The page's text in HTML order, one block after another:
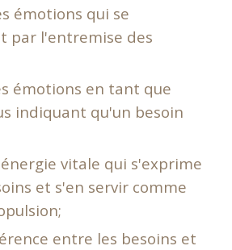
émotions qui se
par l'entremise des
émotions en tant que
indiquant qu'un besoin
vitale qui s'exprime
et s'en servir comme
entre les besoins et